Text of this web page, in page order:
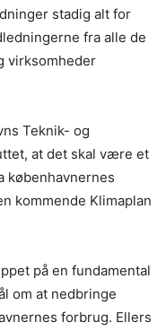
stadig alt for
fra alle de
virksomheder
Teknik- og
at det skal være et
københavnernes
kommende Klimaplan
på en fundamental
om at nedbringe
forbrug. Ellers